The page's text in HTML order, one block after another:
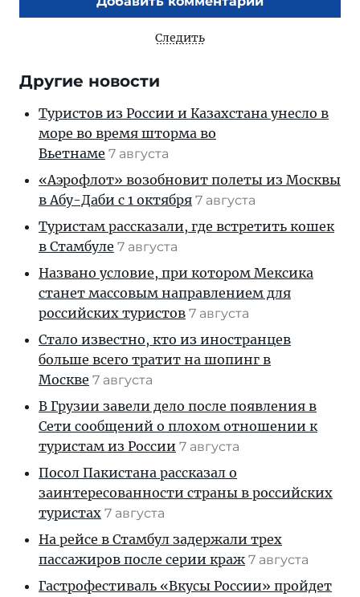
Следить
Другие новости
Туристов из России и Казахстана унесло в
море во время шторма во
Вьетнаме 7 августа
«Аэрофлот» возобновит полеты из Москвы
в Абу-Даби с 1 октября 7 августа
Туристам рассказали, где встретить кошек
в Стамбуле 7 августа
Названо условие, при котором Мексика
станет массовым направлением для
российских туристов 7 августа
Стало известно, кто из иностранцев
больше всего тратит на шопинг в
Москве 7 августа
В Грузии завели дело после появления в
Сети сообщений о плохом отношении к
туристам из России 7 августа
Посол Пакистана рассказал о
заинтересованности страны в российских
туристах 7 августа
На рейсе в Стамбул задержали трех
пассажиров после серии краж 7 августа
Гастрофестиваль «Вкусы России» пройдет